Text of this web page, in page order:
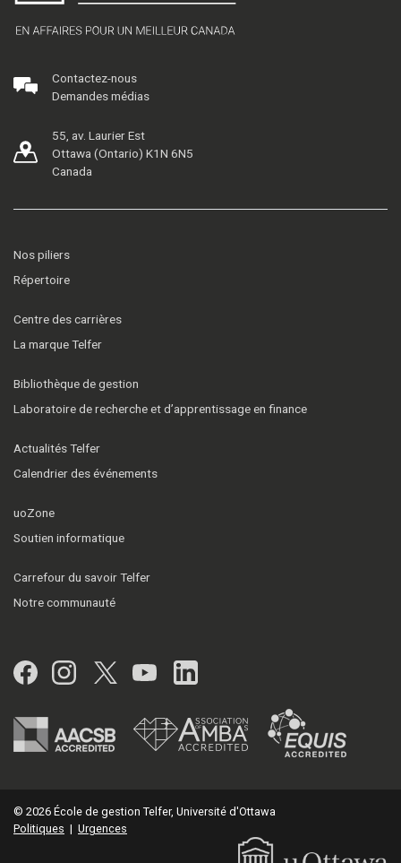
Contactez-nous
Demandes médias
55, av. Laurier Est
Ottawa (Ontario) K1N 6N5
Canada
Nos piliers
Répertoire
Centre des carrières
La marque Telfer
Bibliothèque de gestion
Laboratoire de recherche et d’apprentissage en finance
Actualités Telfer
Calendrier des événements
uoZone
Soutien informatique
Carrefour du savoir Telfer
Notre communauté
Facebook
Instagram
Twitter
YouTubeLinkedIn
© 2026 École de gestion Telfer, Université d'Ottawa
Politiques | Urgences